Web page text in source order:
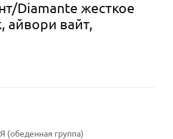
Diamante жесткое
айвори вайт,
(обеденная группа)